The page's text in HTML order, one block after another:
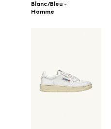
Blanc/Bleu -
Homme